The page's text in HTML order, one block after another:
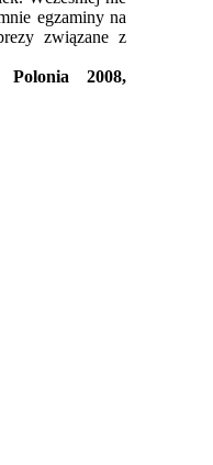
egzaminy na
związane z
2008,